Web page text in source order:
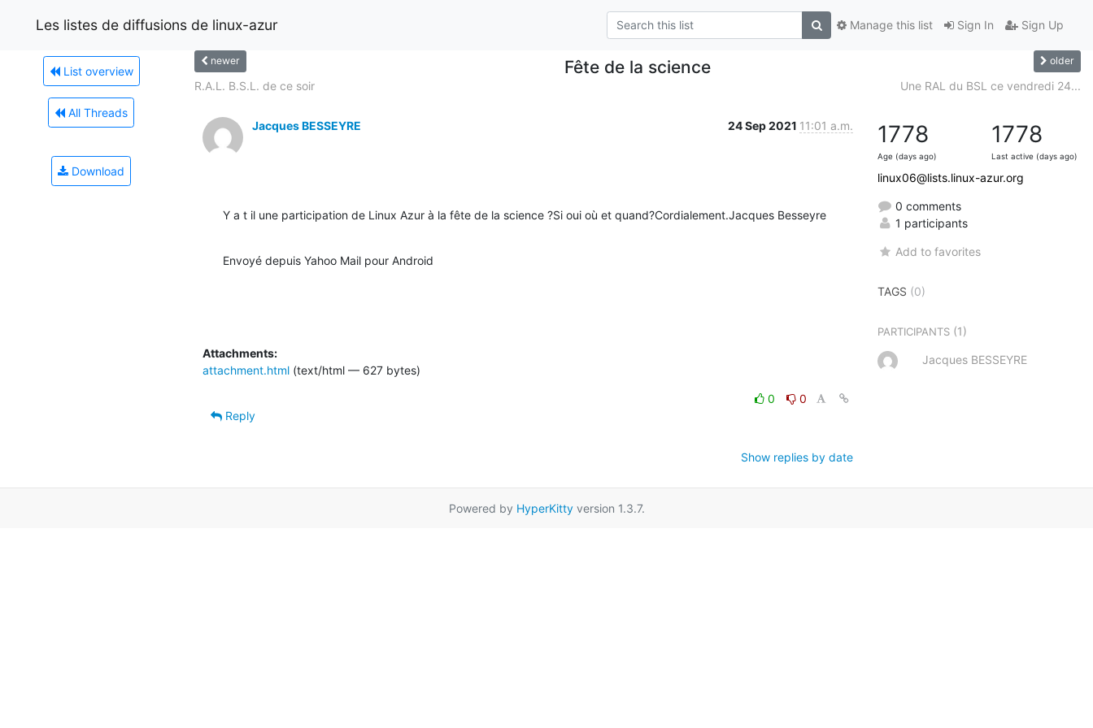
Les listes de diffusions de linux-azur Sign In Sign Up
Manage this list
List overview
All Threads
Download
newer Fête de la science older
R.A.L. B.S.L. de ce soir Une RAL du BSL ce vendredi 24...
Jacques BESSEYRE 24 Sep 2021 11:01 a.m.
Y a t il une participation de Linux Azur à la fête de la science ?Si oui où et quand?Cordialement.Jacques Besseyre
Envoyé depuis Yahoo Mail pour Android
Attachments:
attachment.html (text/html — 627 bytes)
0
0
Reply
Show replies by date
1778
Age (days ago)
1778
Last active (days ago)
linux06@lists.linux-azur.org
0 comments
1 participants
Add to favorites
TAGS (0)
PARTICIPANTS (1)
Jacques BESSEYRE
Powered by HyperKittyversion 1.3.7.